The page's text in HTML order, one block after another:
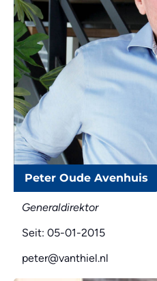
Peter Oude Avenhuis
Generaldirektor
Seit: 05-01-2015
peter@vanthiel.nl